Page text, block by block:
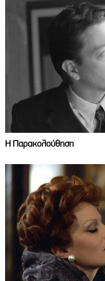
Η Παρακολούθηση